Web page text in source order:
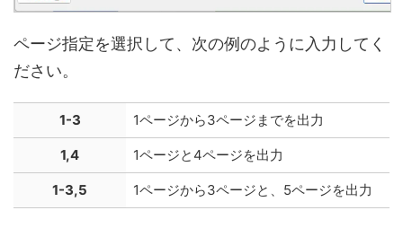
ページ指定を選択して、次の例のように入力してく
ださい。
1-3 1ページから3ページまでを出力
1,4 1ページと4ページを出力
1-3,5 1ページから3ページと、5ページを出力